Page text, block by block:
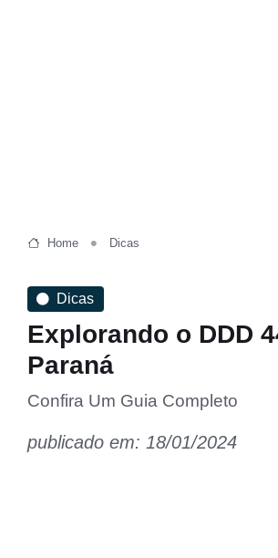
Home Dicas
Dicas
Explorando o DDD
Paraná
Confira Um Guia Completo
publicado em: 18/01/2024